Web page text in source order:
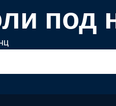
под